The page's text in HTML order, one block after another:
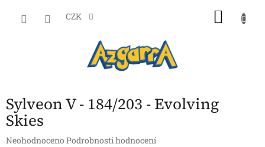
CZK
Sylveon V - 184/203 - Evolving
Skies
Průměrné
Neohodnoceno Podrobnosti hodnocení